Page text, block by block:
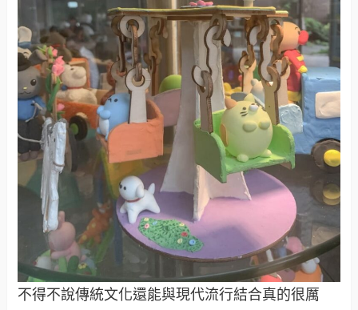
不得不說傳統文化還能與現代流行結合真的很厲